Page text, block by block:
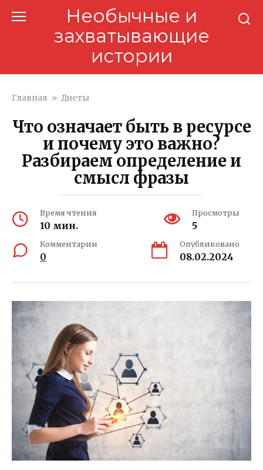
Необычные и
захватывающие
истории
Главная » Диеты
Что означает быть в ресурсе
и почему это важно?
Разбираем определение и
смысл фразы
Время чтения
10 мин.
Просмотры
5
Комментарии
0
Опубликовано
08.02.2024